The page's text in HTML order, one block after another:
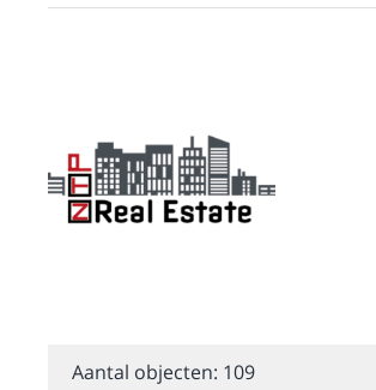
Aantal objecten: 109